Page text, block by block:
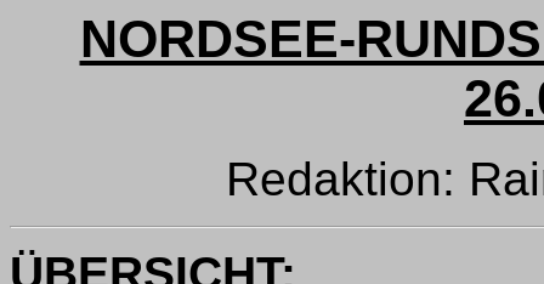
NORDSEE-
Redaktion: